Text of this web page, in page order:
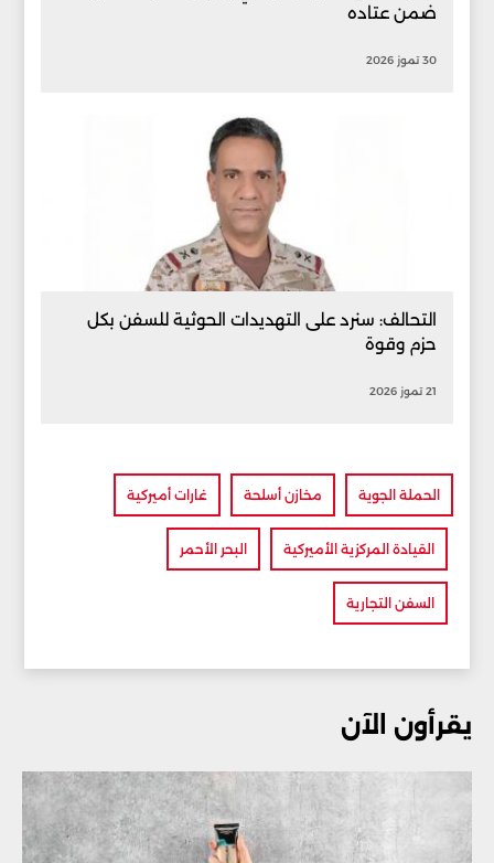
ضمن عتاده
30 تموز 2026
التحالف: سنرد على التهديدات الحوثية للسفن بكل
حزم وقوة
21 تموز 2026
الحملة الجوية مخازن أسلحة غارات أميركية
القيادة المركزية الأميركية البحر الأحمر
السفن التجارية
يقرأون الآن